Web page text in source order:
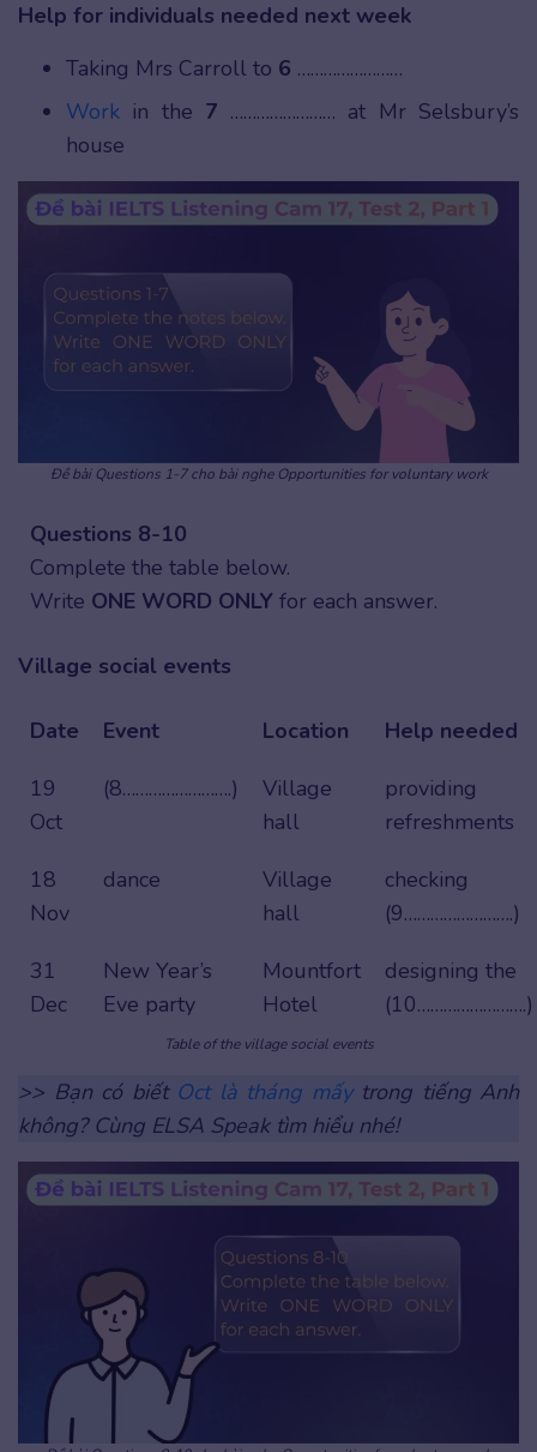
Help for individuals needed next week
Taking Mrs Carroll to 6 ……………………
Work in the 7 …………………… at Mr Selsbury’s
house
Đề bài Questions 1-7 cho bài nghe Opportunities for voluntary work
Questions 8-10
Complete the table below.
Write ONE WORD ONLY for each answer.
Village social events
Date Event Location
Help needed
19
Oct
(8…………………….)
Village
hall
providing
refreshments
18
Nov
dance
Village
hall
checking
(9…………………….)
31
Dec
New Year’s
Eve party
Mountfort
Hotel
designing the
(10…………………….)
Table of the village social events
>> Bạn có biết Oct là tháng mấytrong tiếng Anh
không? Cùng ELSA Speak tìm hiểu nhé!